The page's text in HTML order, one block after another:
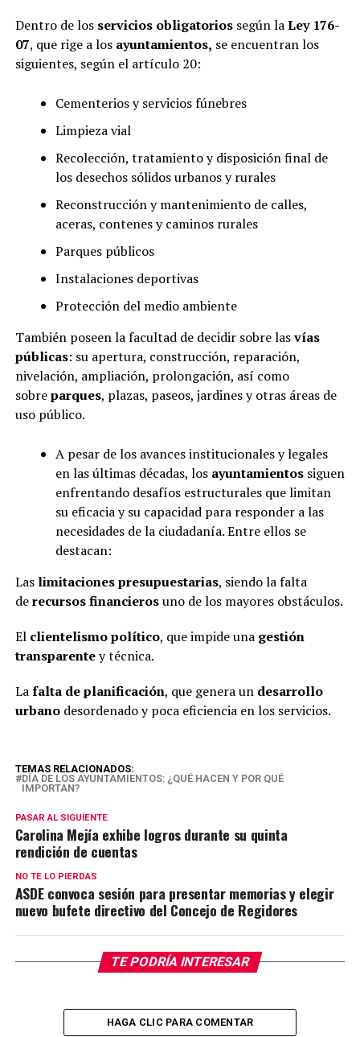
Dentro de los servicios obligatoriossegún laLey 176-
07, que rige a los ayuntamientos, se encuentran los
siguientes, según el artículo 20:
Cementerios y servicios fúnebres
Limpieza vial
Recolección, tratamiento y disposición final de
los desechos sólidos urbanos y rurales
Reconstrucción y mantenimiento de calles,
aceras, contenes y caminos rurales
Parques públicos
Instalaciones deportivas
Protección del medio ambiente
También poseen la facultad de decidir sobre lasvías
públicas: su apertura, construcción, reparación,
nivelación, ampliación, prolongación, así como
sobreparques, plazas, paseos, jardines y otras áreas de
uso público.
A pesar de los avances institucionales y legales
en las últimas décadas, los ayuntamientossiguen
enfrentando desafíos estructurales que limitan
su eficacia y su capacidad para responder a las
necesidades de la ciudadanía. Entre ellos se
destacan:
Las limitaciones presupuestarias, siendo la falta
derecursos financierosuno de los mayores obstáculos.
El clientelismo político, que impide una gestión
transparentey técnica.
Lafalta de planificación, que genera un desarrollo
urbanodesordenado y poca eficiencia en los servicios.
TEMAS RELACIONADOS:
DÍA DE LOS AYUNTAMIENTOS: ¿QUÉ HACEN Y POR QUÉ
IMPORTAN?
PASAR AL SIGUIENTE
Carolina Mejía exhibe logros durante su quinta
rendición de cuentas
NO TE LO PIERDAS
ASDE convoca sesión para presentar memorias y elegir
nuevo bufete directivo del Concejo de Regidores
TE PODRÍA INTERESAR
HAGA CLIC PARA COMENTAR